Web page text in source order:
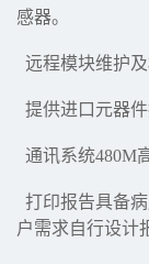
感器。
远程模块维护及
提供进口元器件
通讯系统480M
打印报告具备
户需求自行设计